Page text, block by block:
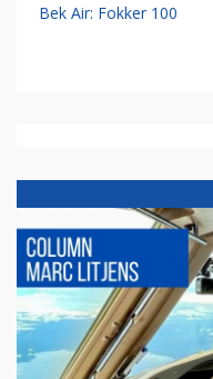
Bek Air: Fokker 100